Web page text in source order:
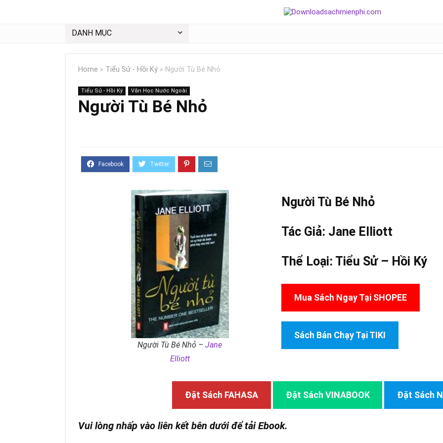
DANH MỤC
Home » Tiểu Sử - Hồi Ký » Người Tù Bé Nhỏ
Tiểu Sử - Hồi Ký Văn Học Nước Ngoài
Người Tù Bé Nhỏ
Người Tù Bé Nhỏ –Jane
Elliott
Người Tù Bé Nhỏ
Tác Giả: Jane Elliott
Thể Loại: Tiểu Sử – Hồi Ký
Mua Sách Ngay Tại SHOPEE
Sách Bán Chạy Tại TIKI
Đặt Sách FAHASA Đặt Sách VINABOOK Đặt Sách
Vui lòng nhấp vào liên kết bên dưới để tải Ebook.